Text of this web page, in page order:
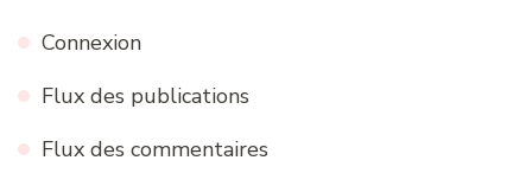
Connexion
Flux des publications
Flux des commentaires